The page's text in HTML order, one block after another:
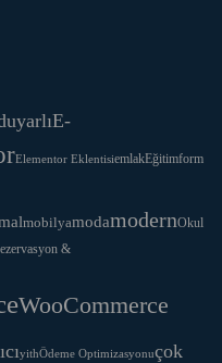
E-
Elementor EklentisiemlakEğitimform
mobilyamodamodernOkul
&
WooCommerce
yithÖdeme Optimizasyonuçok